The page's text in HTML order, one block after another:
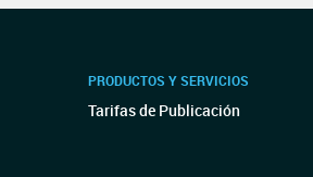
PRODUCTOS Y SERVICIOS
Tarifas de Publicación